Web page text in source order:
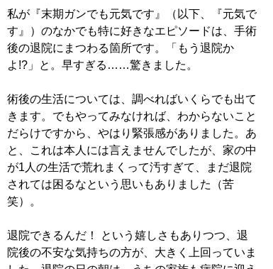
私が『末期ガンでも元気です』（以下、『元気で
す』）のなかでも特に好きなエピソードは、手術
後の退院にまつわる箇所です。「もう退院か
よ!?」と。早すぎる……驚きました。
術後の生活については、調べればいくらでも出て
きます。でもやってみなければ、わからないこと
だらけですから、やはり緊張感がありました。あ
と、これは本人には言えませんでしたが、家の中
が1人の生活で荒れまくって汚すぎて、まだ退院
されては困るなという思いもありました（苦
笑）。
退院できるんだ！ という嬉しさもありつつ、退
院後の不安な気持ちの方が、大きく上回っていま